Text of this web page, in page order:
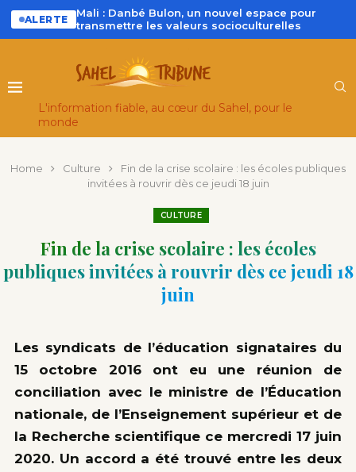
ALERTE
Mali : Danbé Bulon, un nouvel espace pour
transmettre les valeurs socioculturelles
L'information fiable, au cœur du Sahel, pour le
monde
Home Culture
Fin de la crise scolaire : les écoles publiques
invitées à rouvrir dès ce jeudi 18 juin
CULTURE
Fin de la crise scolaire : les écoles
publiques invitées à rouvrir dès ce jeudi 18
juin
Les syndicats de l’éducation signataires du
15 octobre 2016 ont eu une réunion de
conciliation avec le ministre de l’Éducation
nationale, de l’Enseignement supérieur et de
la Recherche scientifique ce mercredi 17 juin
2020. Un accord a été trouvé entre les deux